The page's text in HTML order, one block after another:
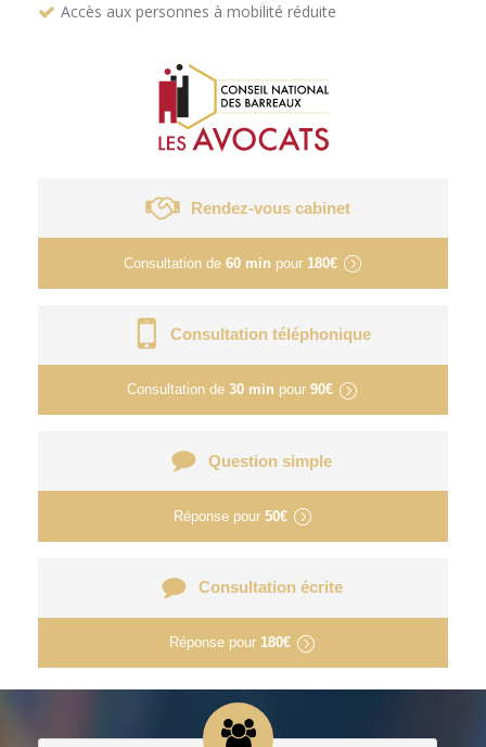
Accès aux personnes à mobilité réduite
Rendez-vous cabinet
Consultation de 60 min pour 180€
Consultation téléphonique
Consultation de 30 min pour 90€
Question simple
Réponse pour 50€
Consultation écrite
Réponse pour 180€